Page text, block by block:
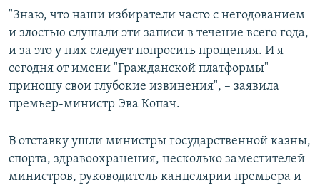
"Знаю, что наши избиратели часто с негодованием
и злостью слушали эти записи в течение всего года,
и за это у них следует попросить прощения. И я
сегодня от имени "Гражданской платформы"
приношу свои глубокие извинения", – заявила
премьер-министр Эва Копач.
В отставку ушли министры государственной казны,
спорта, здравоохранения, несколько заместителей
министров, руководитель канцелярии премьера и